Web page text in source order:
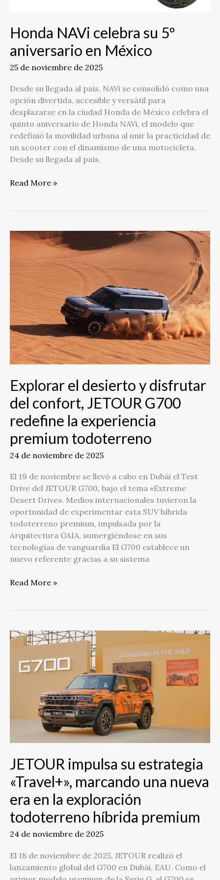
Honda NAVi celebra su 5º
aniversario en México
25 de noviembre de 2025
Desde su llegada al país, NAVi se consolidó como una
opción divertida, accesible y versátil para
desplazarse en la ciudad Honda de México celebra el
quinto aniversario de Honda NAVi, el modelo que
redefinió la movilidad urbana al unir la practicidad de
un scooter con el dinamismo de una motocicleta.
Desde su llegada al país,
Read More »
Explorar el desierto y disfrutar
del confort, JETOUR G700
redefine la experiencia
premium todoterreno
24 de noviembre de 2025
El 19 de noviembre se llevó a cabo en Dubái el Test
Drive del JETOUR G700, bajo el tema «Extreme
Desert Drive». Medios internacionales tuvieron la
oportunidad de experimentar esta SUV híbrida
todoterreno premium, impulsada por la
Arquitectura GAIA, sumergiéndose en sus
tecnologías de vanguardia El G700 establece un
nuevo referente gracias a su sistema
Explorar
desierto
disfrutar
confort,
JETOUR
G700
redefine
experiencia
premium
todoterreno
Read More »
JETOUR impulsa su estrategia
«Travel+», marcando una nueva
era en la exploración
todoterreno híbrida premium
24 de noviembre de 2025
El 18 de noviembre de 2025, JETOUR realizó el
lanzamiento global del G700 en Dubái, EAU. Como el
JETOUR
impulsa
estrategia
marcando
nueva
en
exploración
todoterreno
híbrida
premium